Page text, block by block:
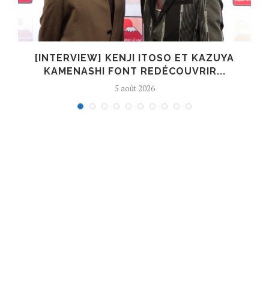
[INTERVIEW] KENJI ITOSO ET KAZUYA
KAMENASHI FONT REDÉCOUVRIR...
5 août 2026